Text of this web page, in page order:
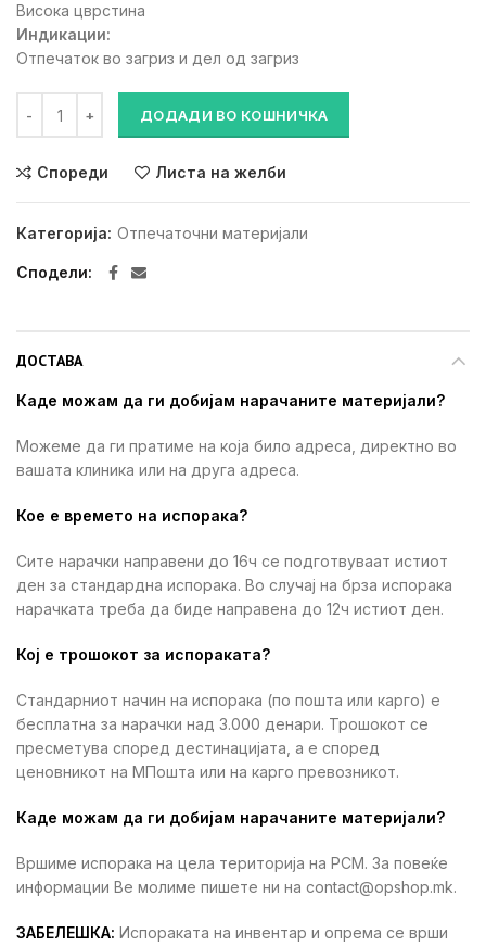
Висока цврстина
Индикации:
Отпечаток во загриз и дел од загриз
ДОДАДИ ВО КОШНИЧКА
Спореди Листа на желби
Категорија: Отпечаточни материјали
Сподели
ДОСТАВА
Каде можам да ги добијам нарачаните материјали?
Можеме да ги пратиме на која било адреса, директно во
вашата клиника или на друга адреса.
Кое е времето на испорака?
Сите нарачки направени до 16ч се подготвуваат истиот
ден за стандардна испорака. Во случај на брза испорака
нарачката треба да биде направена до 12ч истиот ден.
Кој е трошокот за испораката?
Стандарниот начин на испорака (по пошта или карго) е
бесплатна за нарачки над 3.000 денари. Трошокот се
пресметува според дестинацијата, а е според
ценовникот на МПошта или на карго превозникот.
Каде можам да ги добијам нарачаните материјали?
Вршиме испорака на цела територија на РСМ. За повеќе
информации Ве молиме пишете ни на contact@opshop.mk.
ЗАБЕЛЕШКА: Испораката на инвентар и опрема се врши